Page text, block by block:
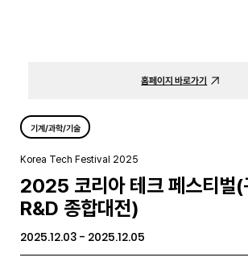
홈페이지 바로가기
기계/과학/기술
Korea Tech Festival 2025
2025 코리아 테크 페스티벌(
R&D 종합대전)
2025.12.03 - 2025.12.05